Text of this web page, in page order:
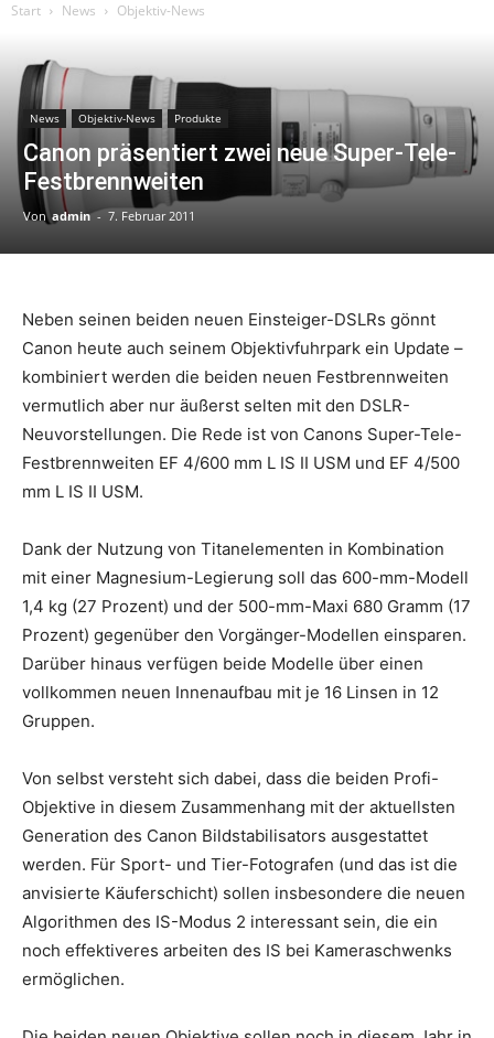
Start News Objektiv-News
News Objektiv-News Produkte
Canon präsentiert zwei neue Super-Tele-
Festbrennweiten
Von admin - 7. Februar 2011
Neben seinen beiden neuen Einsteiger-DSLRs gönnt
Canon heute auch seinem Objektivfuhrpark ein Update –
kombiniert werden die beiden neuen Festbrennweiten
vermutlich aber nur äußerst selten mit den DSLR-
Neuvorstellungen. Die Rede ist von Canons Super-Tele-
Festbrennweiten EF 4/600 mm L IS II USM und EF 4/500
mm L IS II USM.
Dank der Nutzung von Titanelementen in Kombination
mit einer Magnesium-Legierung soll das 600-mm-Modell
1,4 kg (27 Prozent) und der 500-mm-Maxi 680 Gramm (17
Prozent) gegenüber den Vorgänger-Modellen einsparen.
Darüber hinaus verfügen beide Modelle über einen
vollkommen neuen Innenaufbau mit je 16 Linsen in 12
Gruppen.
Von selbst versteht sich dabei, dass die beiden Profi-
Objektive in diesem Zusammenhang mit der aktuellsten
Generation des Canon Bildstabilisators ausgestattet
werden. Für Sport- und Tier-Fotografen (und das ist die
anvisierte Käuferschicht) sollen insbesondere die neuen
Algorithmen des IS-Modus 2 interessant sein, die ein
noch effektiveres arbeiten des IS bei Kameraschwenks
ermöglichen.